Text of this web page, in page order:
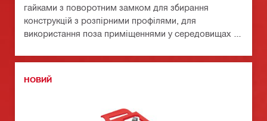
гайками з поворотним замком для збирання
конструкцій з розпірними профілями, для
використання поза приміщеннями у середовищах з
НОВИЙ